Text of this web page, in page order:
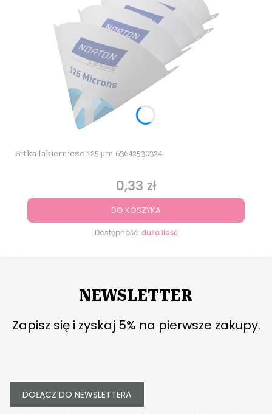
Sitka lakiernicze 125 µm 63642530324
Cena
0,33 zł
DO KOSZYKA
Dostępność: duża ilość
NEWSLETTER
Zapisz się i zyskaj 5% na pierwsze zakupy.
DOŁĄCZ DO NEWSLETTERA